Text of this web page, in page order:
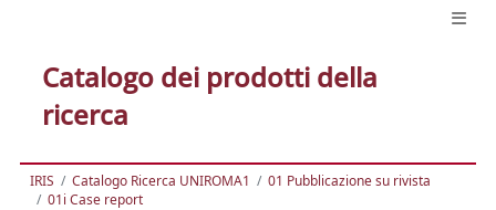
Catalogo dei prodotti della
ricerca
IRIS Catalogo Ricerca UNIROMA1
01 Pubblicazione su rivista
01i Case report